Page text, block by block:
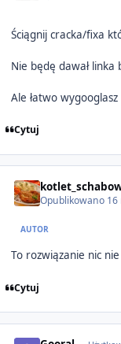
Ściągnij cracka/fixa
Nie będę dawał linka
Ale łatwo wygooglasz
Cytuj
Opublikowano 16
AUTOR
To rozwiązanie nic
Cytuj